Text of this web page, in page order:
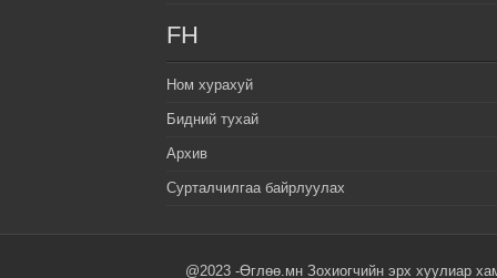
FH
Ном хурахуй
Бидний тухай
Архив
Сурталчилгаа байрлуулах
@2023 -Өглөө.мн Зохиогчийн эрх хуулиар